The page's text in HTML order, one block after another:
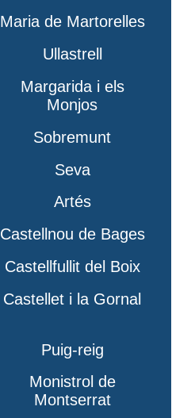
Maria de Martorelles
Ullastrell
Margarida i els
Monjos
Sobremunt
Seva
Artés
Castellnou de Bages
Castellfullit del Boix
Castellet i la Gornal
Puig-reig
Monistrol de
Montserrat